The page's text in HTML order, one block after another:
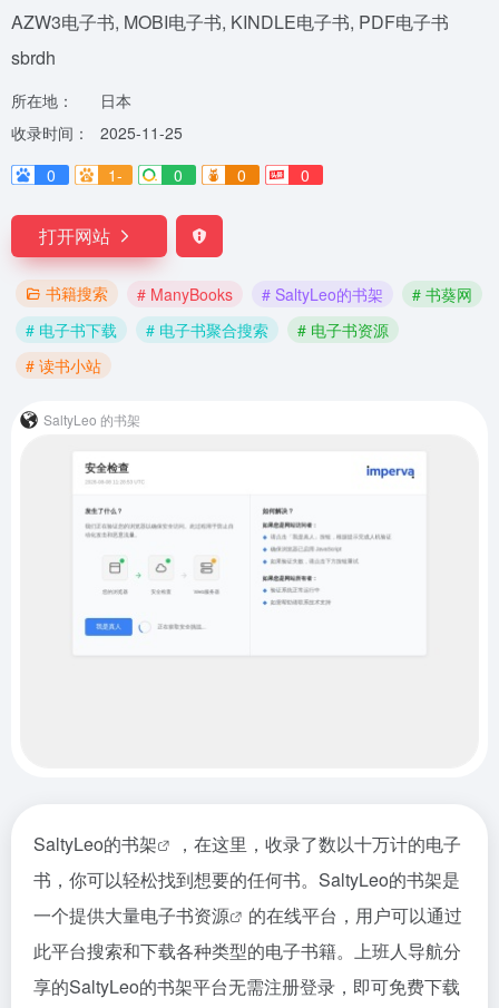
AZW3电子书, MOBI电子书, KINDLE电子书, PDF电子书
sbrdh
所在地：
日本
收录时间：
2025-11-25
0
1- 0 0 0
打开网站
书籍搜索 # ManyBooks # SaltyLeo的书架
# 书葵网
# 电子书下载
# 电子书聚合搜索
# 电子书资源
# 读书小站
SaltyLeo 的书架
SaltyLeo的书架
，在这里，收录了数以十万计的电子
书，你可以轻松找到想要的任何书。SaltyLeo的书架是
一个提供大量电子书资源
的在线平台，用户可以通过
此平台搜索和下载各种类型的电子书籍。上班人导航分
享的SaltyLeo的书架平台无需注册登录，即可免费下载